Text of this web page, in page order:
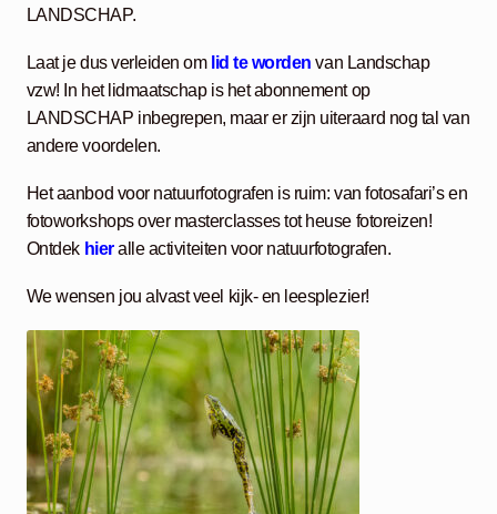
LANDSCHAP.
Laat je dus verleiden om lid te worden van Landschap
vzw! In het lidmaatschap is het abonnement op
LANDSCHAP inbegrepen, maar er zijn uiteraard nog tal van
andere voordelen.
Het aanbod voor natuurfotografen is ruim: van fotosafari’s en
fotoworkshops over masterclasses tot heuse fotoreizen!
Ontdek hieralle activiteiten voor natuurfotografen.
We wensen jou alvast veel kijk- en leesplezier!